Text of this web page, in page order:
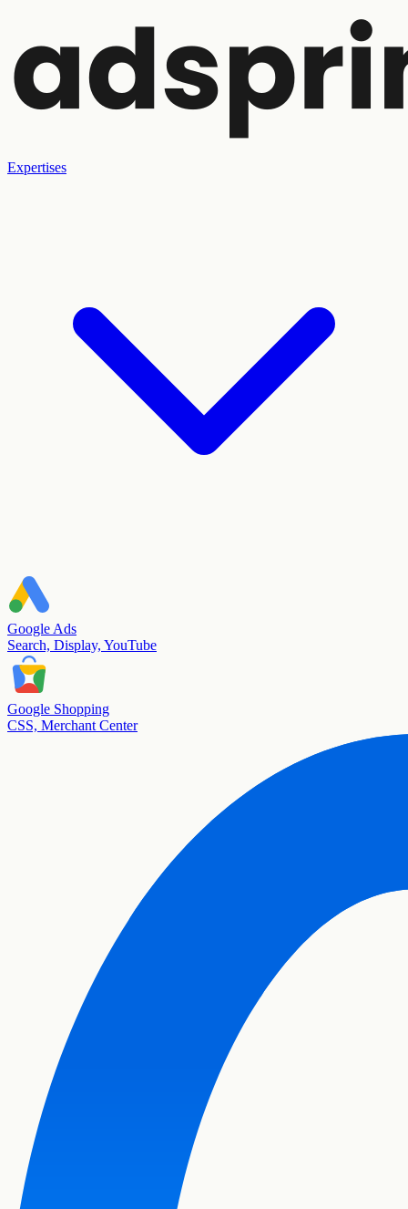
Expertises
Google Ads
Search, Display, YouTube
Google Shopping
CSS, Merchant Center